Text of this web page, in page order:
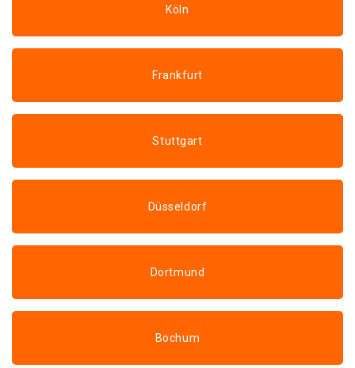
Köln
Frankfurt
Stuttgart
Düsseldorf
Dortmund
Bochum